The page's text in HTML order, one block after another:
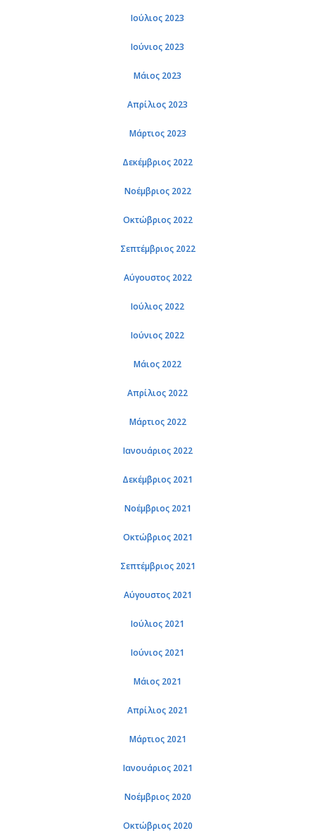
Ιούλιος 2023
Ιούνιος 2023
Μάιος 2023
Απρίλιος 2023
Μάρτιος 2023
Δεκέμβριος 2022
Νοέμβριος 2022
Οκτώβριος 2022
Σεπτέμβριος 2022
Αύγουστος 2022
Ιούλιος 2022
Ιούνιος 2022
Μάιος 2022
Απρίλιος 2022
Μάρτιος 2022
Ιανουάριος 2022
Δεκέμβριος 2021
Νοέμβριος 2021
Οκτώβριος 2021
Σεπτέμβριος 2021
Αύγουστος 2021
Ιούλιος 2021
Ιούνιος 2021
Μάιος 2021
Απρίλιος 2021
Μάρτιος 2021
Ιανουάριος 2021
Νοέμβριος 2020
Οκτώβριος 2020